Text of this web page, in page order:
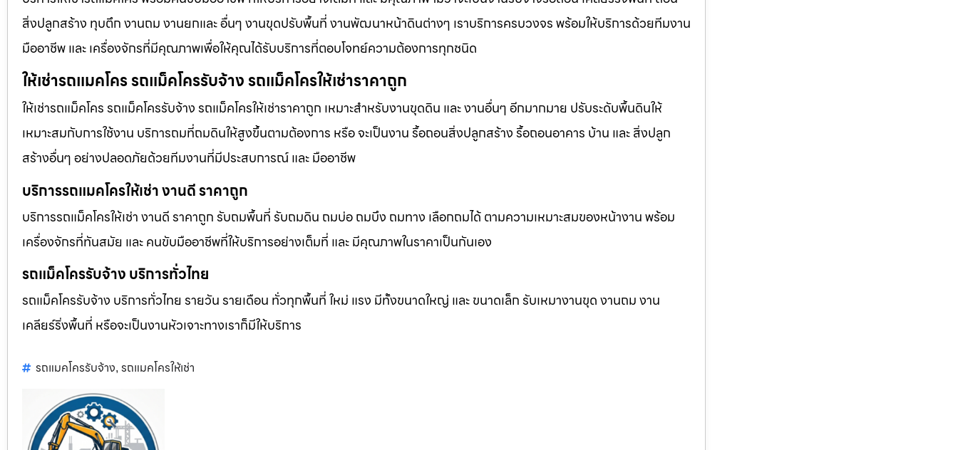
สิ่งปลูกสร้าง ทุบตึก งานถม งานยกและ อื่นๆ งานขุดปรับพื้นที่ งานพัฒนาหน้าดินต่างๆ เราบริการครบวงจร พร้อมให้บริการด้วยทีมงาน
มืออาชีพ และ เครื่องจักรที่มีคุณภาพเพื่อให้คุณได้รับบริการที่ตอบโจทย์ความต้องการทุกชนิด
ให้เช่ารถแมคโคร รถแม็คโครรับจ้าง รถแม็คโครให้เช่าราคาถูก
ให้เช่ารถแม็คโคร รถแม็คโครรับจ้าง รถแม็คโครให้เช่าราคาถูก เหมาะสำหรับงานขุดดิน และ งานอื่นๆ อีกมากมาย ปรับระดับพื้นดินให้
เหมาะสมกับการใช้งาน บริการถมที่ถมดินให้สูงขึ้นตามต้องการ หรือ จะเป็นงาน รื้อถอนสิ่งปลูกสร้าง รื้อถอนอาคาร บ้าน และ สิ่งปลูก
สร้างอื่นๆ อย่างปลอดภัยด้วยทีมงานที่มีประสบการณ์ และ มืออาชีพ
บริการรถแมคโครให้เช่า งานดี ราคาถูก
บริการรถแม็คโครให้เช่า งานดี ราคาถูก รับถมพื้นที่ รับถมดิน ถมบ่อ ถมบึง ถมทาง เลือกถมได้ ตามความเหมาะสมของหน้างาน พร้อม
เครื่องจักรที่ทันสมัย และ คนขับมืออาชีพที่ให้บริการอย่างเต็มที่ และ มีคุณภาพในราคาเป็นกันเอง
รถแม็คโครรับจ้าง บริการทั่วไทย
รถแม็คโครรับจ้าง บริการทั่วไทย รายวัน รายเดือน ทั่วทุกพื้นที่ ใหม่ แรง มีทั้งขนาดใหญ่ และ ขนาดเล็ก รับเหมางานขุด งานถม งาน
เคลียร์ริ่งพื้นที่ หรือจะเป็นงานหัวเจาะทางเราก็มีให้บริการ
รถแมคโครรับจ้าง, รถแมคโครให้เช่า